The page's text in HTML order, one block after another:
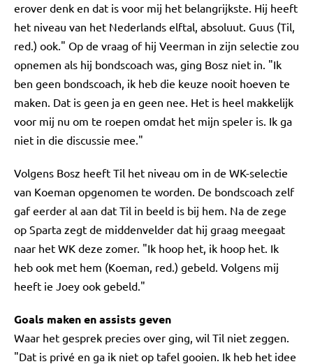
erover denk en dat is voor mij het belangrijkste. Hij heeft
het niveau van het Nederlands elftal, absoluut. Guus (Til,
red.) ook." Op de vraag of hij Veerman in zijn selectie zou
opnemen als hij bondscoach was, ging Bosz niet in. "Ik
ben geen bondscoach, ik heb die keuze nooit hoeven te
maken. Dat is geen ja en geen nee. Het is heel makkelijk
voor mij nu om te roepen omdat het mijn speler is. Ik ga
niet in die discussie mee."
Volgens Bosz heeft Til het niveau om in de WK-selectie
van Koeman opgenomen te worden. De bondscoach zelf
gaf eerder al aan dat Til in beeld is bij hem. Na de zege
op Sparta zegt de middenvelder dat hij graag meegaat
naar het WK deze zomer. "Ik hoop het, ik hoop het. Ik
heb ook met hem (Koeman, red.) gebeld. Volgens mij
heeft ie Joey ook gebeld."
Goals maken en assists geven
Waar het gesprek precies over ging, wil Til niet zeggen.
"Dat is privé en ga ik niet op tafel gooien. Ik heb het idee